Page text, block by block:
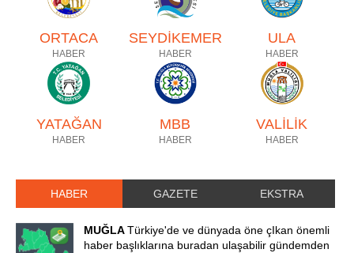
ORTACA
HABER
SEYDİKEMER
HABER
ULA
HABER
YATAĞAN
HABER
MBB
HABER
VALİLİK
HABER
HABER GAZETE EKSTRA
MUĞLATürkiye'de ve dünyada öne çIkan önemli
haber başlıklarına buradan ulaşabilir gündemden